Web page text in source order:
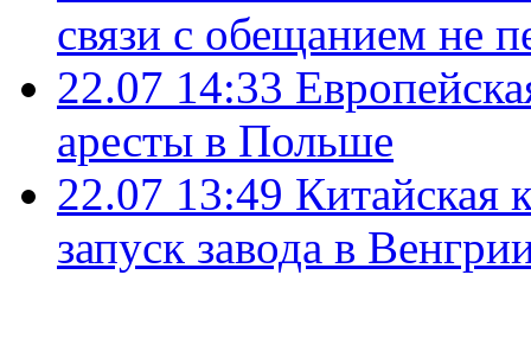
связи с обещанием не
22.07 14:33
аресты в Польше
22.07 13:49 Китайская
запуск завода в